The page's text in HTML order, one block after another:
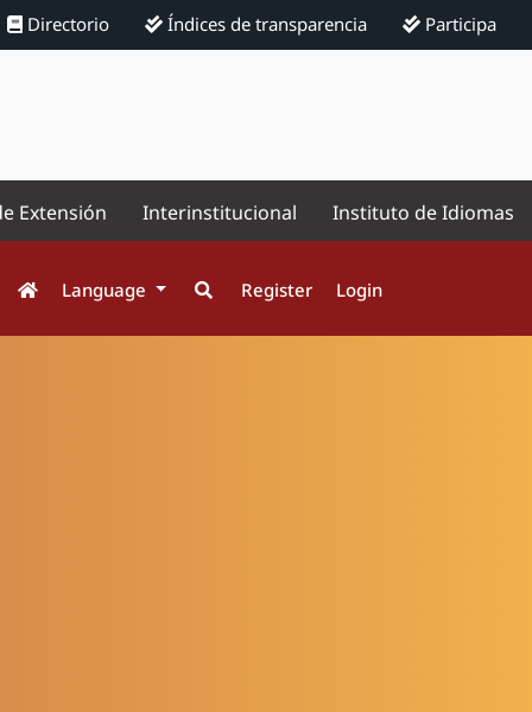
Directorio Índices de transparencia Participa
Extensión Interinstitucional Instituto de Idiomas
Language Register Login